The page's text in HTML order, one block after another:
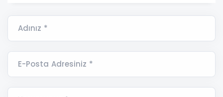
Adınız *
E-Posta Adresiniz *